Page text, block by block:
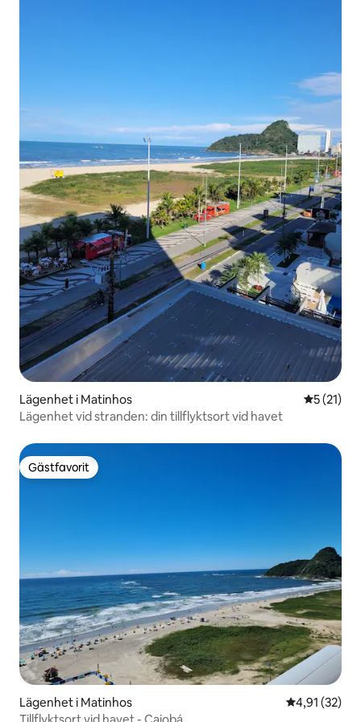
Lägenhet i Matinhos 5 av 5 i
5 (21)
Lägenhet vid stranden: din tillflyktsort vid havet
Gästfavorit
Gästfavorit
Lägenhet i Matinhos 4,91 av 5 i
4,91 (32)